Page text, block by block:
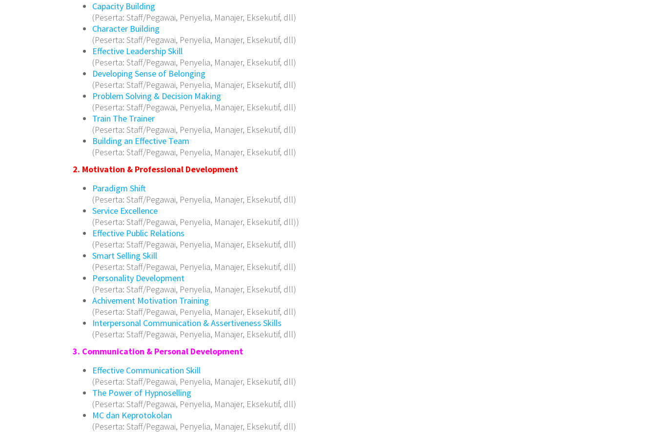
Capacity Building
(Peserta: Staff/Pegawai, Penyelia, Manajer, Eksekutif, dll)
Character Building
(Peserta: Staff/Pegawai, Penyelia, Manajer, Eksekutif, dll)
Effective Leadership Skill
(Peserta: Staff/Pegawai, Penyelia, Manajer, Eksekutif, dll)
Developing Sense of Belonging
(Peserta: Staff/Pegawai, Penyelia, Manajer, Eksekutif, dll)
Problem Solving & Decision Making
(Peserta: Staff/Pegawai, Penyelia, Manajer, Eksekutif, dll)
Train The Trainer
(Peserta: Staff/Pegawai, Penyelia, Manajer, Eksekutif, dll)
Building an Effective Team
(Peserta: Staff/Pegawai, Penyelia, Manajer, Eksekutif, dll)
2. Motivation & Professional Development
Paradigm Shift
(Peserta: Staff/Pegawai, Penyelia, Manajer, Eksekutif, dll)
Service Excellence
(Peserta: Staff/Pegawai, Penyelia, Manajer, Eksekutif, dll))
Effective Public Relations
(Peserta: Staff/Pegawai, Penyelia, Manajer, Eksekutif, dll)
Smart Selling Skill
(Peserta: Staff/Pegawai, Penyelia, Manajer, Eksekutif, dll)
Personality Development
(Peserta: Staff/Pegawai, Penyelia, Manajer, Eksekutif, dll)
Achivement Motivation Training
(Peserta: Staff/Pegawai, Penyelia, Manajer, Eksekutif, dll)
Interpersonal Communication & Assertiveness Skills
(Peserta: Staff/Pegawai, Penyelia, Manajer, Eksekutif, dll)
3. Communication & Personal Development
Effective Communication Skill
(Peserta: Staff/Pegawai, Penyelia, Manajer, Eksekutif, dll)
The Power of Hypnoselling
(Peserta: Staff/Pegawai, Penyelia, Manajer, Eksekutif, dll)
MC dan Keprotokolan
(Peserta: Staff/Pegawai, Penyelia, Manajer, Eksekutif, dll)